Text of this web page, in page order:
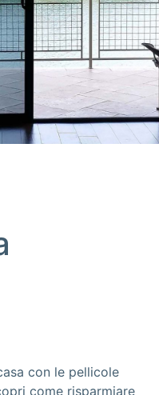
con le pellicole
come risparmiare